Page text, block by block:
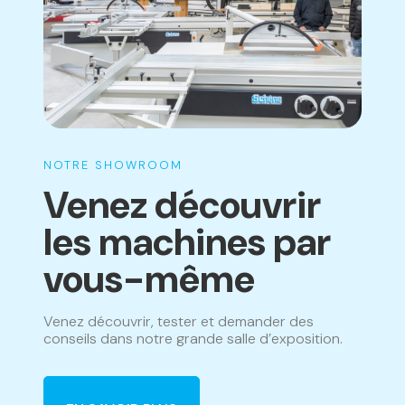
NOTRE SHOWROOM
Venez découvrir
les machines par
vous-même
Venez découvrir, tester et demander des
conseils dans notre grande salle d’exposition.